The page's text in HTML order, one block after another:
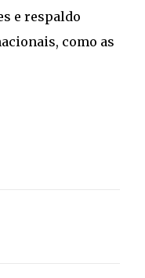
e respaldo
como as